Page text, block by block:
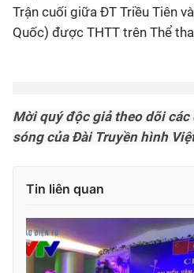
Trận cuối giữa ĐT Triều Tiên
Quốc) được THTT trên Thể
Mời quý độc giả theo dõi
sóng của Đài Truyền hình
Tin liên quan